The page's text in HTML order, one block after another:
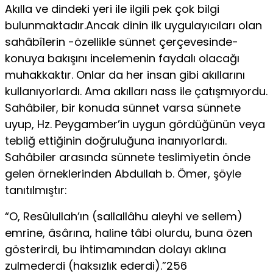
Akılla ve dindeki yeri ile ilgili pek çok bilgi
bulunmaktadır.Ancak dinin ilk uygulayıcıları olan
sahâbîlerin -özellikle sünnet çerçevesinde-
konuya bakışını incelemenin faydalı olacağı
muhakkaktır. Onlar da her insan gibi akıllarını
kullanıyorlardı. Ama akılları nass ile çatışmıyordu.
Sahâbiler, bir konuda sünnet varsa sünnete
uyup, Hz. Peygamber’in uygun gördüğünün veya
tebliğ ettiğinin doğruluğuna inanıyorlardı.
Sahâbiler arasında sünnete teslimiyetin önde
gelen örneklerinden Abdullah b. Ömer, şöyle
tanıtılmıştır:
“O, Resûlullah’ın (sallallâhu aleyhi ve sellem)
emrine, âsârına, haline tâbi olurdu, buna özen
gösterirdi, bu ihtimamından dolayı aklına
zulmederdi (haksızlık ederdi).”256